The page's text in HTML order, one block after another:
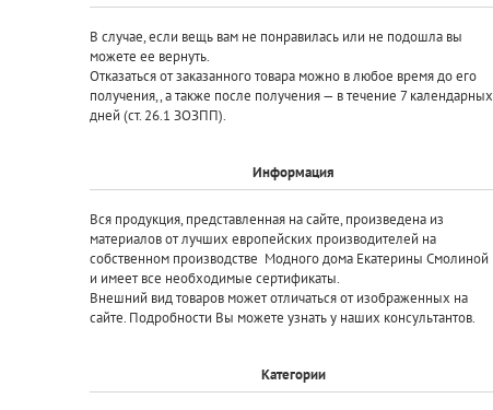
В случае, если вещь вам не понравилась или не подошла вы
можете ее вернуть.
Отказаться от заказанного товара можно в любое время до его
получения,, а также после получения — в течение 7 календарных
дней (ст. 26.1 ЗОЗПП).
Информация
Вся продукция, представленная на сайте, произведена из
материалов от лучших европейских производителей на
собственном производстве Модного дома Екатерины Смолиной
и имеет все необходимые сертификаты.
Внешний вид товаров может отличаться от изображенных на
сайте. Подробности Вы можете узнать у наших консультантов.
Категории